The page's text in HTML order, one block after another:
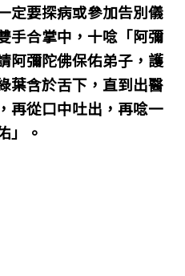
定要探病或參加告別儀
手合掌中，十唸「阿彌
阿彌陀佛保佑弟子，護
葉含於舌下，直到出醫
再從口中吐出，再唸一
」。